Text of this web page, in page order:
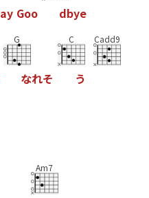
ay Goo dbye
G
なれそ
C
う
Cadd9
Am7